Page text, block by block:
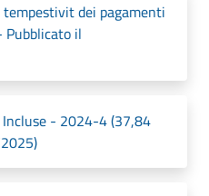
dei pagamenti
il
Incluse - 2024-4 (37,84